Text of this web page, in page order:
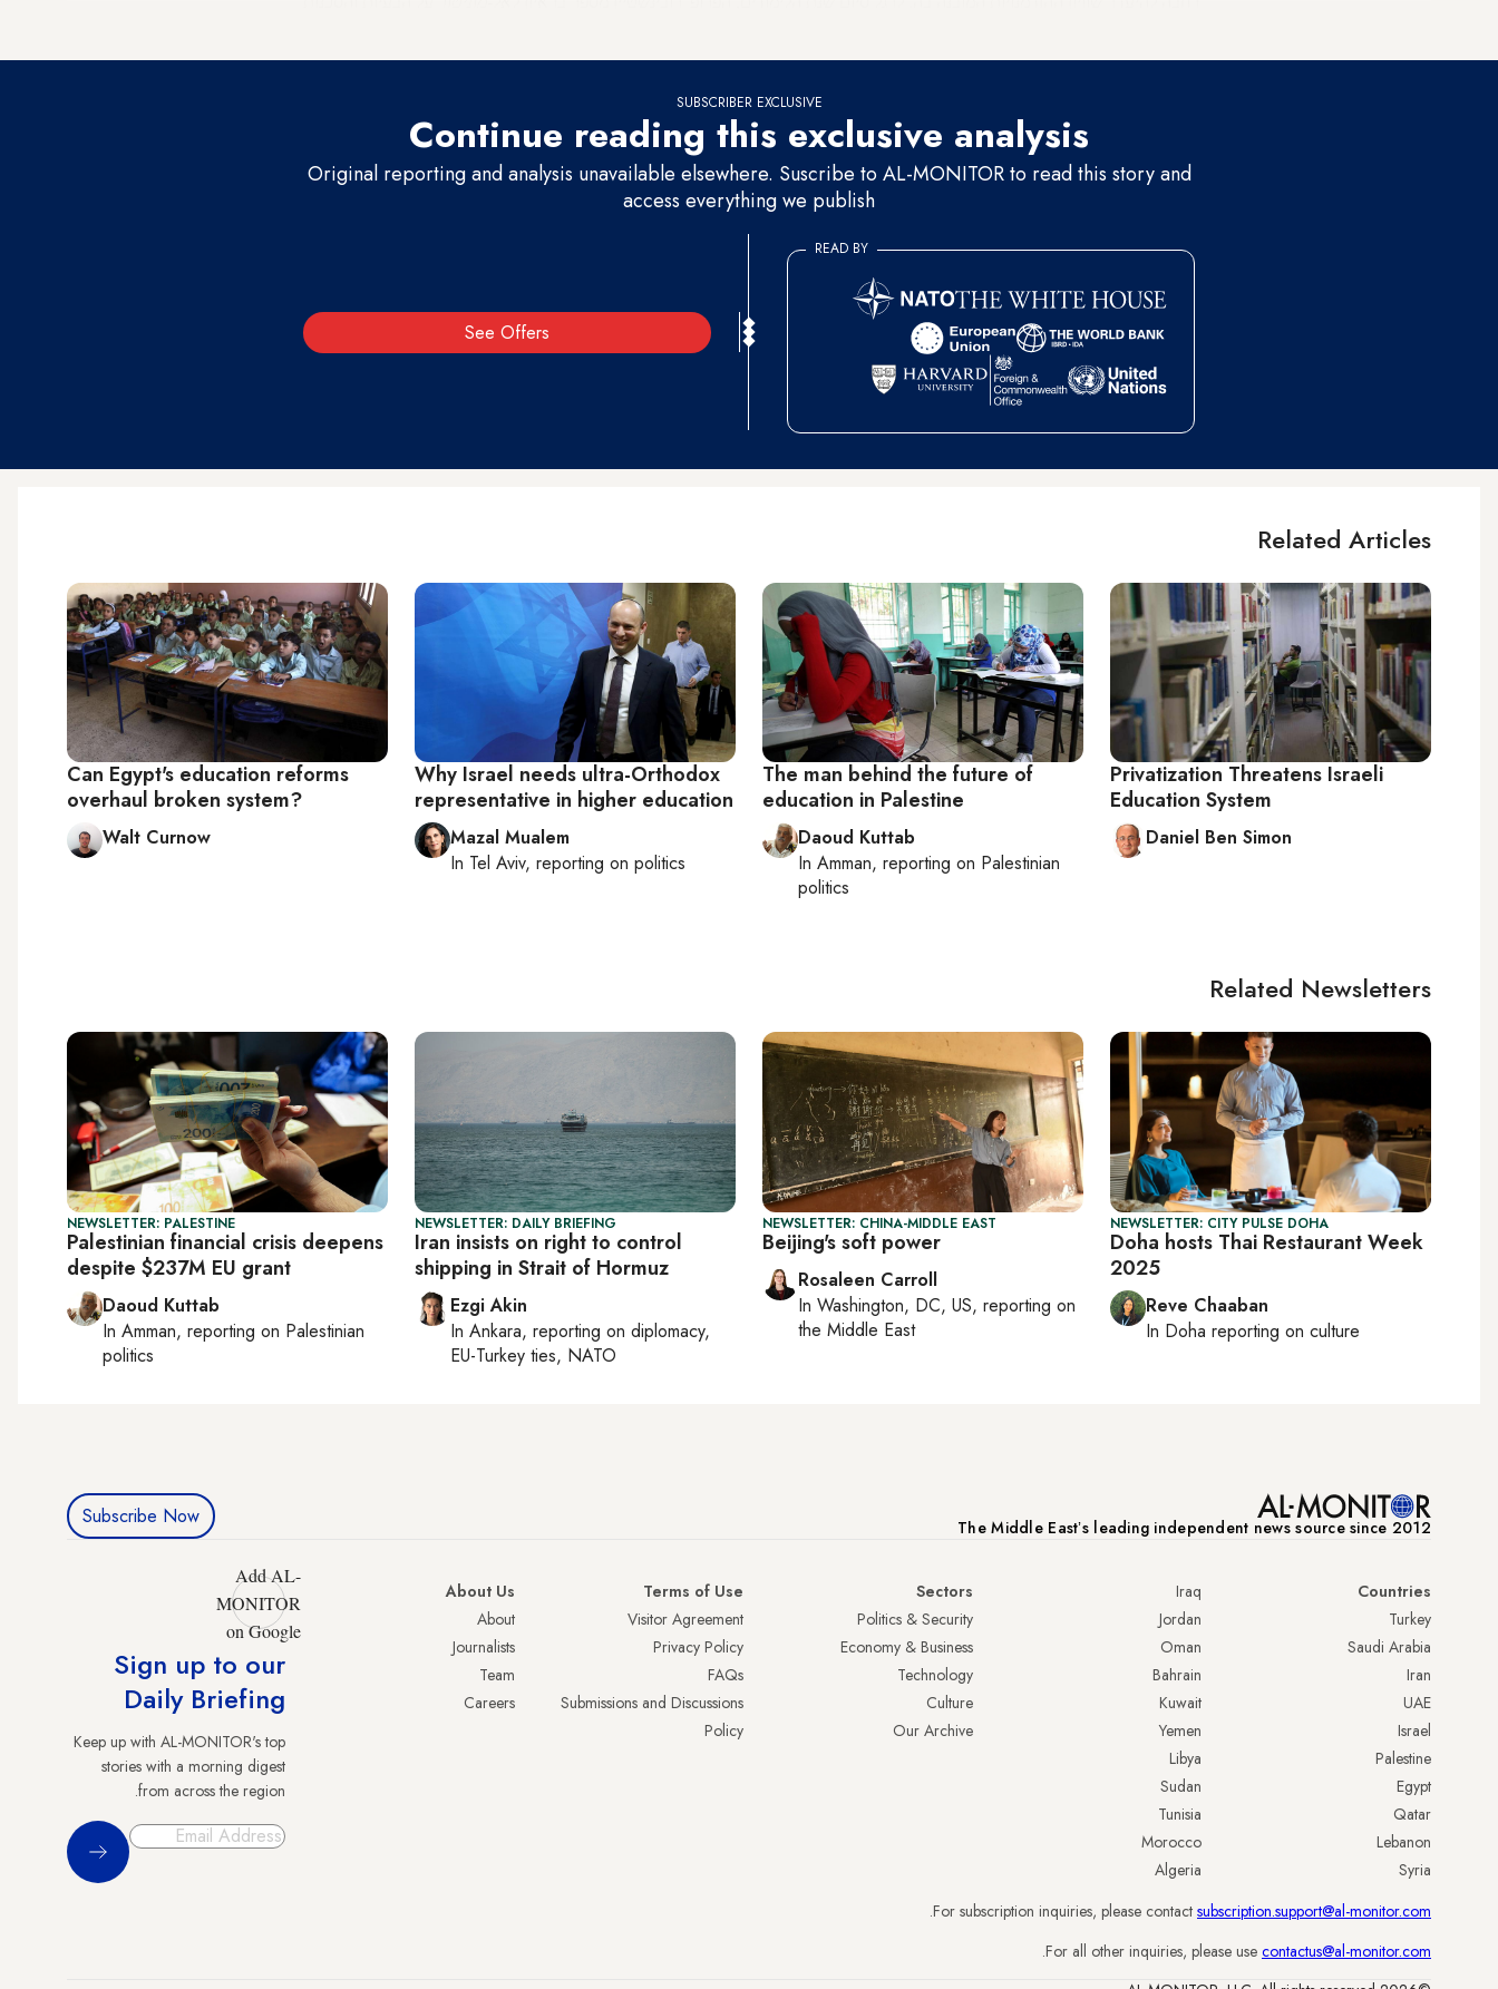
SUBSCRIBER EXCLUSIVE
Continue reading this exclusive analysis
Original reporting and analysis unavailable elsewhere. Suscribe to AL-MONITOR to read this story and
access everything we publish
See Offers
READ BY
Related Articles
Privatization Threatens Israeli
Education System
Daniel Ben Simon
The man behind the future of
education in Palestine
Daoud Kuttab
In Amman, reporting on Palestinian
politics
Why Israel needs ultra-Orthodox
representative in higher education
Mazal Mualem
In Tel Aviv, reporting on politics
Can Egypt's education reforms
overhaul broken system?
Walt Curnow
Related Newsletters
NEWSLETTER: CITY PULSE DOHA
Doha hosts Thai Restaurant Week
2025
Reve Chaaban
In Doha reporting on culture
NEWSLETTER: CHINA-MIDDLE EAST
Beijing's soft power
Rosaleen Carroll
In Washington, DC, US, reporting on
the Middle East
NEWSLETTER: DAILY BRIEFING
Iran insists on right to control
shipping in Strait of Hormuz
Ezgi Akin
In Ankara, reporting on diplomacy,
EU-Turkey ties, NATO
NEWSLETTER: PALESTINE
Palestinian financial crisis deepens
despite $237M EU grant
Daoud Kuttab
In Amman, reporting on Palestinian
politics
The Middle Eastʼs leading independent news source since 2012
Subscribe Now
Countries
Turkey
Saudi Arabia
Iran
UAE
Israel
Palestine
Egypt
Qatar
Lebanon
Syria
Iraq
Jordan
Oman
Bahrain
Kuwait
Yemen
Libya
Sudan
Tunisia
Morocco
Algeria
Sectors
Politics & Security
Economy & Business
Technology
Culture
Our Archive
Terms of Use
Visitor Agreement
Privacy Policy
FAQs
Submissions and Discussions
Policy
About Us
About
Journalists
Team
Careers
Add AL-
MONITOR
on Google
Sign up to our
Daily Briefing
Keep up with AL-MONITOR's top
stories with a morning digest
from across the region.
Sign Up
For subscription inquiries, please contact subscription.support@al-monitor.com
.
For all other inquiries, please use contactus@al-monitor.com
.